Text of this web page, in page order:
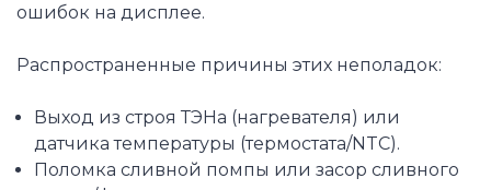
ошибок на дисплее.
Распространенные причины этих неполадок:
Выход из строя ТЭНа (нагревателя) или
датчика температуры (термостата/NTC).
Поломка сливной помпы или засор сливного